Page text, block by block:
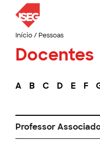
Início/ Pessoas
Docentes
A B C D E F
Professor